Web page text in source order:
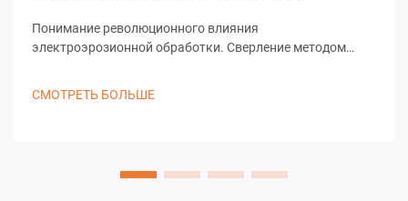
Понимание революционного влияния
электроэрозионной обработки. Сверление методом
СМОТРЕТЬ БОЛЬШЕ